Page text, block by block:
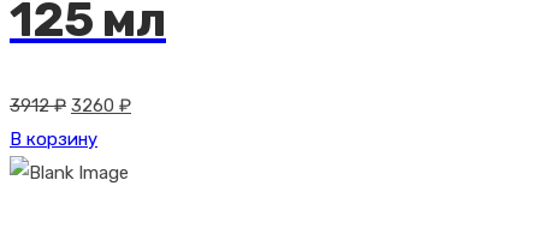
125 мл
3912₽ Первоначальная
цена
составляла
3260 ₽Текущая
В корзину